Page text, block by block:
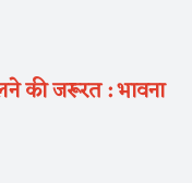
की जरूरत : भावना